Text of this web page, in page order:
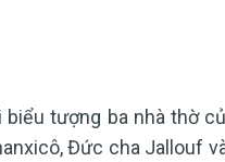
tượng ba nhà thờ
Đức cha Jallouf